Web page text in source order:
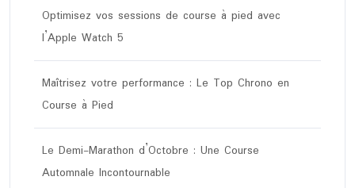
Optimisez vos sessions de course à pied avec
l’Apple Watch 5
Maîtrisez votre performance : Le Top Chrono en
Course à Pied
Le Demi-Marathon d’Octobre : Une Course
Automnale Incontournable